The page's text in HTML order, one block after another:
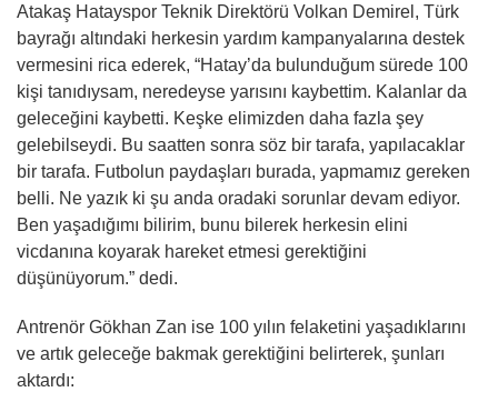
Atakaş Hatayspor Teknik Direktörü Volkan Demirel, Türk
bayrağı altındaki herkesin yardım kampanyalarına destek
vermesini rica ederek, “Hatay’da bulunduğum sürede 100
kişi tanıdıysam, neredeyse yarısını kaybettim. Kalanlar da
geleceğini kaybetti. Keşke elimizden daha fazla şey
gelebilseydi. Bu saatten sonra söz bir tarafa, yapılacaklar
bir tarafa. Futbolun paydaşları burada, yapmamız gereken
belli. Ne yazık ki şu anda oradaki sorunlar devam ediyor.
Ben yaşadığımı bilirim, bunu bilerek herkesin elini
vicdanına koyarak hareket etmesi gerektiğini
düşünüyorum.” dedi.
Antrenör Gökhan Zan ise 100 yılın felaketini yaşadıklarını
ve artık geleceğe bakmak gerektiğini belirterek, şunları
aktardı: